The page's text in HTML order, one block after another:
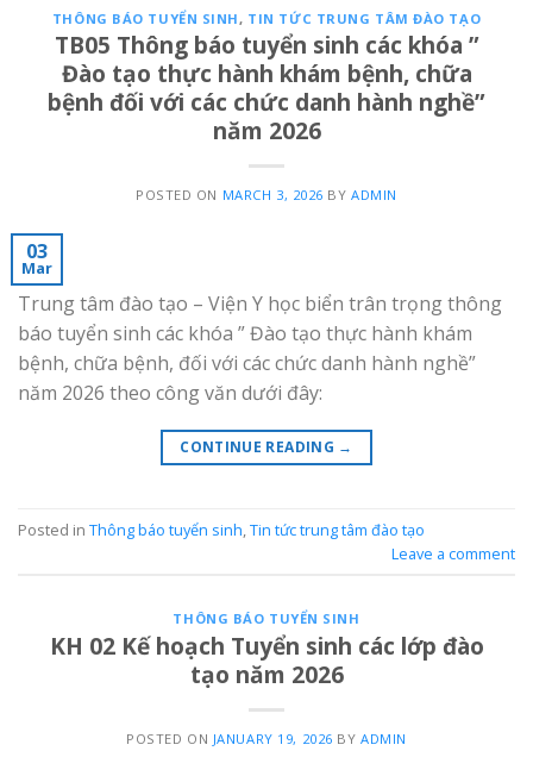
THÔNG BÁO TUYỂN SINH , TIN TỨC TRUNG TÂM ĐÀO TẠO
TB05 Thông báo tuyển sinh các khóa ”
Đào tạo thực hành khám bệnh, chữa
bệnh đối với các chức danh hành nghề”
năm 2026
POSTED ON MARCH 3, 2026 BYADMIN
03
Mar
Trung tâm đào tạo – Viện Y học biển trân trọng thông
báo tuyển sinh các khóa ” Đào tạo thực hành khám
bệnh, chữa bệnh, đối với các chức danh hành nghề”
năm 2026 theo công văn dưới đây:
CONTINUE READING →
Posted in Thông báo tuyển sinh,Tin tức trung tâm đào tạo
Leave a comment
THÔNG BÁO TUYỂN SINH
KH 02 Kế hoạch Tuyển sinh các lớp đào
tạo năm 2026
POSTED ON JANUARY 19, 2026 BY ADMIN